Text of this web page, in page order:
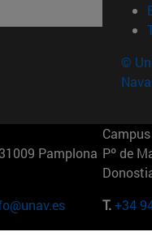
©
Pamplona Pº de
T.+34